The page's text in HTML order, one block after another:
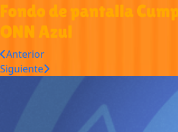
Fondo de pantalla
ONN Azul
Anterior
Siguiente